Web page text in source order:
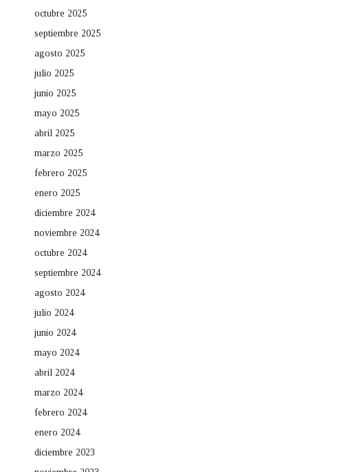
octubre 2025
septiembre 2025
agosto 2025
julio 2025
junio 2025
mayo 2025
abril 2025
marzo 2025
febrero 2025
enero 2025
diciembre 2024
noviembre 2024
octubre 2024
septiembre 2024
agosto 2024
julio 2024
junio 2024
mayo 2024
abril 2024
marzo 2024
febrero 2024
enero 2024
diciembre 2023